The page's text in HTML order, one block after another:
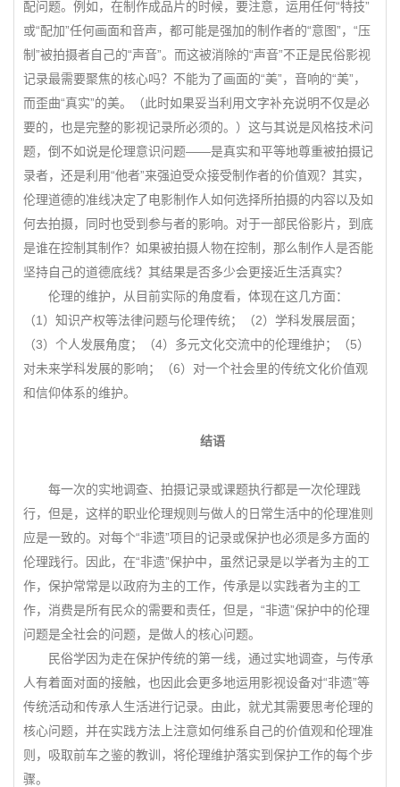
配问题。例如，在制作成品片的时候，要注意，运用任何“特技”
或“配加”任何画面和音声，都可能是强加的制作者的“意图”，“压
制”被拍摄者自己的“声音”。而这被消除的“声音”不正是民俗影视
记录最需要聚焦的核心吗？不能为了画面的“美”，音响的“美”，
而歪曲“真实”的美。（此时如果妥当利用文字补充说明不仅是必
要的，也是完整的影视记录所必须的。）这与其说是风格技术问
题，倒不如说是伦理意识问题——是真实和平等地尊重被拍摄记
录者，还是利用“他者”来强迫受众接受制作者的价值观？其实，
伦理道德的准线决定了电影制作人如何选择所拍摄的内容以及如
何去拍摄，同时也受到参与者的影响。对于一部民俗影片，到底
是谁在控制其制作？如果被拍摄人物在控制，那么制作人是否能
坚持自己的道德底线？其结果是否多少会更接近生活真实？
伦理的维护，从目前实际的角度看，体现在这几方面：
（1）知识产权等法律问题与伦理传统；（2）学科发展层面；
（3）个人发展角度；（4）多元文化交流中的伦理维护；（5）
对未来学科发展的影响；（6）对一个社会里的传统文化价值观
和信仰体系的维护。
结语
每一次的实地调查、拍摄记录或课题执行都是一次伦理践
行，但是，这样的职业伦理规则与做人的日常生活中的伦理准则
应是一致的。对每个“非遗”项目的记录或保护也必须是多方面的
伦理践行。因此，在“非遗”保护中，虽然记录是以学者为主的工
作，保护常常是以政府为主的工作，传承是以实践者为主的工
作，消费是所有民众的需要和责任，但是，“非遗”保护中的伦理
问题是全社会的问题，是做人的核心问题。
民俗学因为走在保护传统的第一线，通过实地调查，与传承
人有着面对面的接触，也因此会更多地运用影视设备对“非遗”等
传统活动和传承人生活进行记录。由此，就尤其需要思考伦理的
核心问题，并在实践方法上注意如何维系自己的价值观和伦理准
则，吸取前车之鉴的教训，将伦理维护落实到保护工作的每个步
骤。